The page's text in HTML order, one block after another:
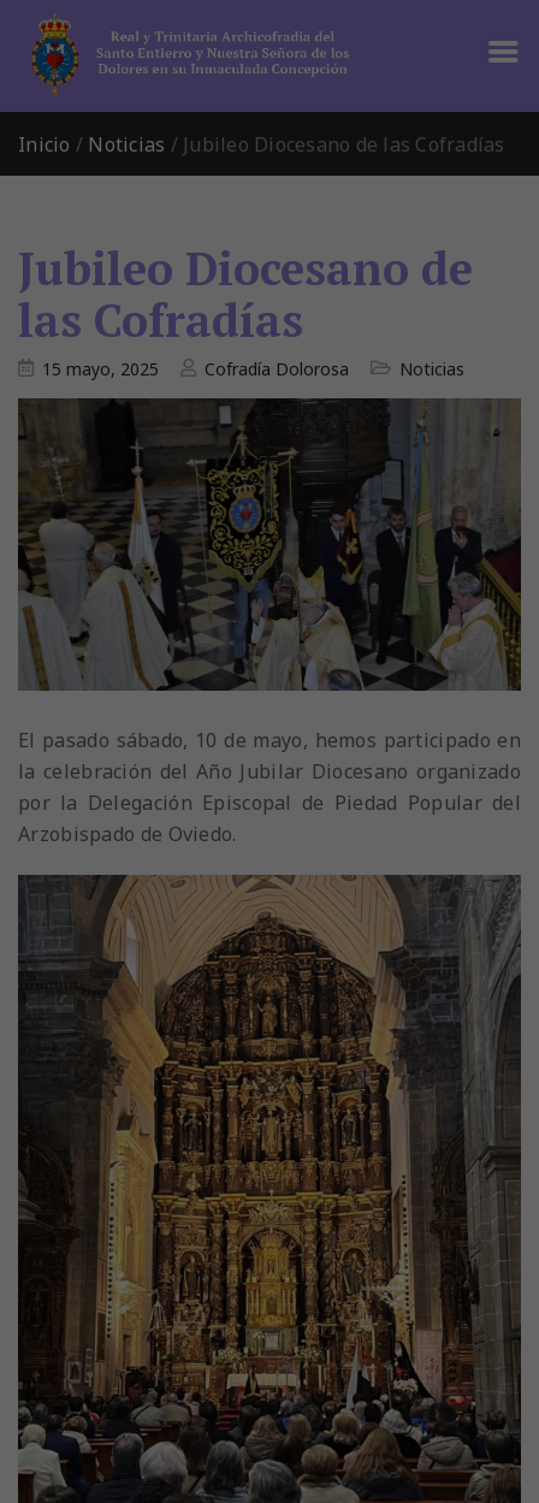
Inicio / Noticias / Jubileo Diocesano de las Cofradías
Jubileo Diocesano de
las Cofradías
15 mayo, 2025 Cofradía Dolorosa Noticias
El pasado sábado, 10 de mayo, hemos participado en
la celebración del Año Jubilar Diocesano organizado
por la Delegación Episcopal de Piedad Popular del
Arzobispado de Oviedo.